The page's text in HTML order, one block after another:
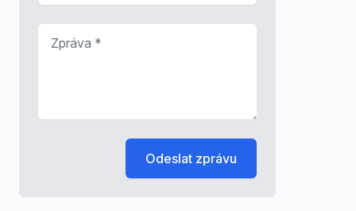
Odeslat zprávu